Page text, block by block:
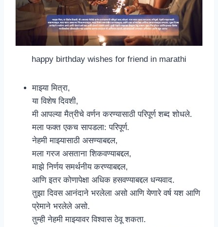
happy birthday wishes for friend in marathi
माझ्या मित्रा,
या विशेष दिवशी,
मी आपल्या मैत्रीचे वर्णन करण्यासाठी परिपूर्ण शब्द शोधले.
मला फक्त एकच सापडला: परिपूर्ण.
नेहमी माझ्यासाठी असण्याबद्दल,
मला गरज असताना शिकवण्याबद्दल,
माझे निर्णय समर्थनीय करण्याबद्दल,
आणि इतर कोणापेक्षा अधिक हसवण्याबद्दल धन्यवाद.
तुझा दिवस आनंदाने भरलेला असो आणि येणारे वर्ष यश आणि
प्रेमाने भरलेले असो.
तुम्ही नेहमी माझ्यावर विश्वास ठेवू शकता.